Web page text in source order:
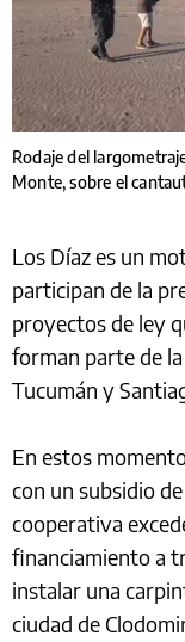
Rodaje del
Monte, sobre el
Los Díaz es un
participan de la
proyectos de ley
forman parte de
Tucumán y
En estos
con un subsidio
cooperativa
financiamiento a
instalar una
ciudad de